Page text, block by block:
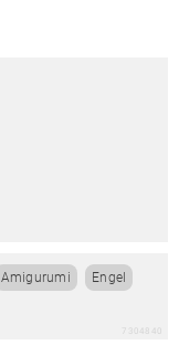
Amigurumi Engel